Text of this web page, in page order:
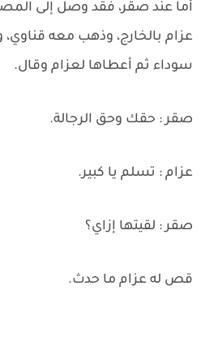
أما عند صقر، فقد وصل إلى
عزام بالخارج، وذهب معه
سوداء ثم أعطاها لعزام وقال.
صقر : حقك وحق الرجالة.
عزام : تسلم يا كبير.
صقر : لقيتها إزاي؟
قص له عزام ما حدث.